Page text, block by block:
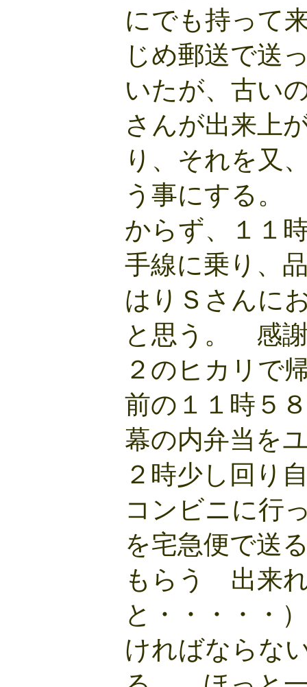
にでも持って
じめ郵送で送
いたが、古い
さんが出来上
り、それを又
う事にする。
からず、１１
手線に乗り、
はりＳさんに
と思う。 感
２のヒカリで
前の１１時５
幕の内弁当を
２時少し回り
コンビニに行
を宅急便で送
もらう 出来
と・・・・・
ければならな